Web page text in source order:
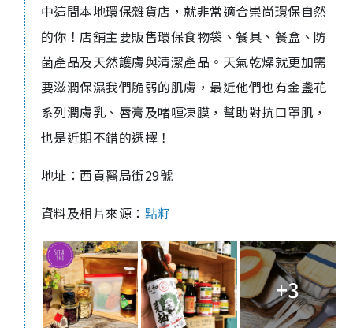
中這間本地環保雜貨店，就非常適合崇尚環保自然
的你！店舖主要販售環保食物袋、餐具、餐盒、防
菌產品及天然護膚與清潔產品。天氣乾燥就更加需
要滋潤保濕我們脆弱的肌膚，最近他們也有金盞花
系列潤膚乳、唇膏及啫喱凍膜，幫助對抗口罩肌，
也是近期不錯的選擇！
地址：西貢醫局街29號
資料及相片來源： 點籽
+3